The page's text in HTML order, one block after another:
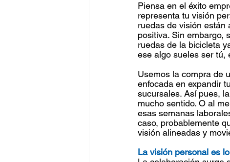
Piensa en el éxito
representa tu visión
ruedas de visión están
positiva. Sin embargo,
ruedas de la bicicleta
ese algo sueles ser tú,
Usemos la compra de
enfocada en expandir
sucursales. Así pues,
mucho sentido. O al
esas semanas
caso, probablemente
visión alineadas y
La visión personal es